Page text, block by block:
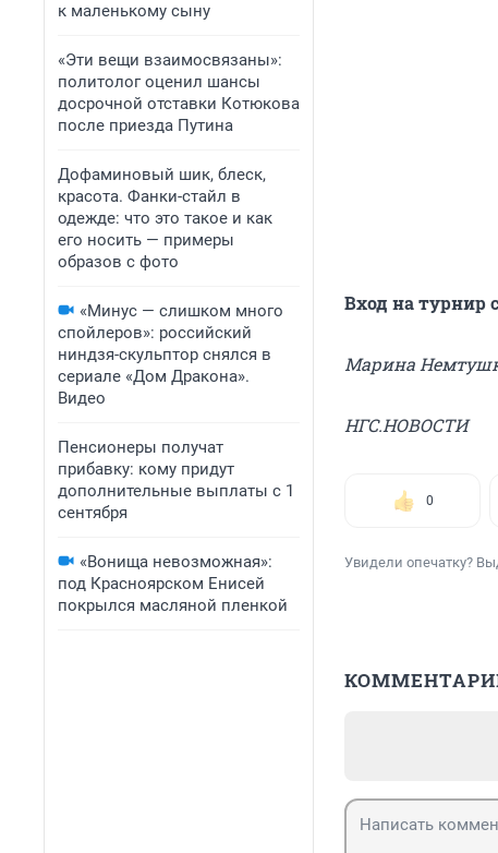
к маленькому сыну
«Эти вещи взаимосвязаны»:
политолог оценил шансы
досрочной отставки Котюкова
после приезда Путина
Дофаминовый шик, блеск,
красота. Фанки-стайл в
одежде: что это такое и как
его носить — примеры
образов с фото
«Минус — слишком много
спойлеров»: российский
ниндзя-скульптор снялся в
сериале «Дом Дракона».
Видео
Пенсионеры получат
прибавку: кому придут
дополнительные выплаты с 1
сентября
«Вонища невозможная»:
под Красноярском Енисей
покрылся масляной пленкой
Вход на турнир
Марина
НГС.НОВОСТИ
0
Увидели опечатку?